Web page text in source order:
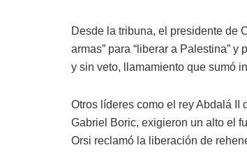
Desde la tribuna, el presidente de
armas” para “liberar a Palestina”
y sin veto, llamamiento que sumó
Otros líderes como el rey Abdalá II
Gabriel Boric, exigieron un alto el
Orsi reclamó la liberación de